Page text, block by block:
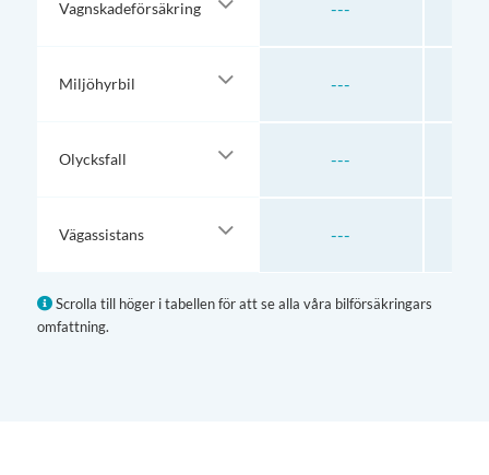
Vagnskadeförsäkring ---
Miljöhyrbil ---
Olycksfall ---
Vägassistans ---
Scrolla till höger i tabellen för att se alla våra bilförsäkringars
omfattning.